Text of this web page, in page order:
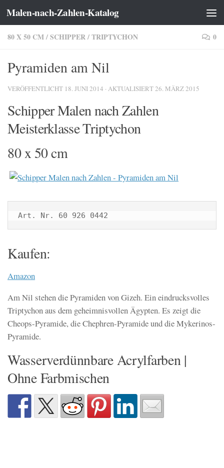
Zum Inhalt springen
Malen-nach-Zahlen-Katalog
80 X 50 CM/SCHIPPER/TRIPTYCHON 0
Pyramiden am Nil
VERÖFFENTLICHT 18. JUNI 2014 · AKTUALISIERT26. MÄRZ 2015
Schipper Malen nach Zahlen
Meisterklasse Triptychon
80 x 50 cm
Art. Nr. 60 926 0442
Kaufen:
Amazon
Am Nil stehen die Pyramiden von Gizeh. Ein eindrucksvolles
Triptychon aus dem geheimnisvollen Ägypten. Es zeigt die
Cheops-Pyramide, die Chephren-Pyramide und die Mykerinos-
Pyramide.
Wasserverdünnbare Acrylfarben |
Ohne Farbmischen